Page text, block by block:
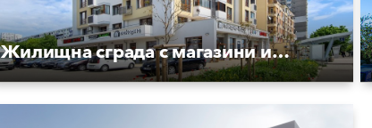
Жилищна сграда с магазини и пекарна "ЗИА"